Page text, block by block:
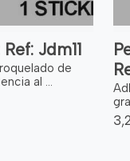
Jdm11
de
al ...